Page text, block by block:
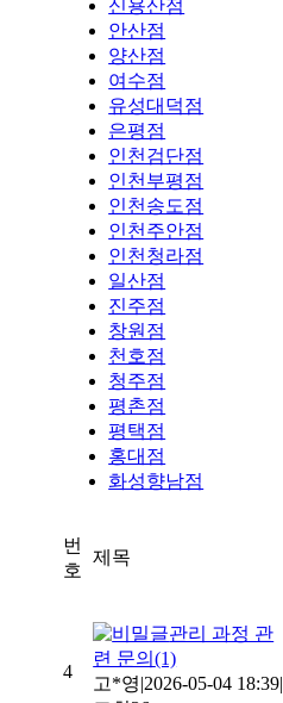
신용산점
안산점
양산점
여수점
유성대덕점
은평점
인천검단점
인천부평점
인천송도점
인천주안점
인천청라점
일산점
진주점
창원점
천호점
청주점
평촌점
평택점
홍대점
화성향남점
번
호
제목
4
관리 과정 관
련 문의(1)
고*영|2026-05-04 18:39|